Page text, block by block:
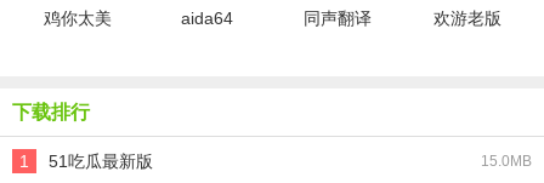
鸡你太美 aida64
同声翻译
欢游老版
下载排行
1 51吃瓜最新版 15.0MB